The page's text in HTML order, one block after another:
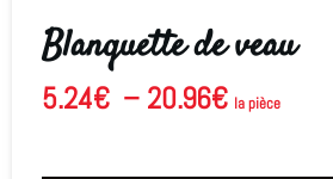
Blanquette de veau
5.24€ – 20.96€ la pièce